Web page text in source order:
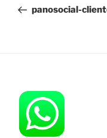
artigos
anterior
panosocial-